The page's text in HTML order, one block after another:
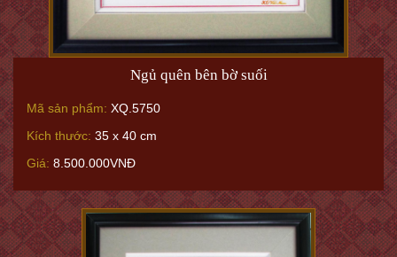
Ngủ quên bên bờ suối
Mã sản phẩm: XQ.5750
Kích thước: 35 x 40 cm
Giá: 8.500.000VNĐ